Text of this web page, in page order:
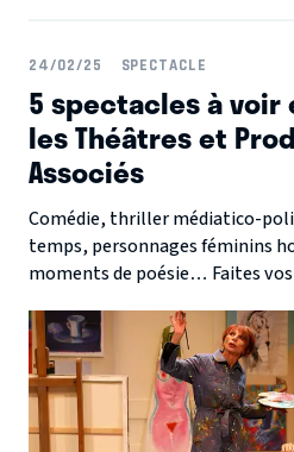
24/02/25 SPECTACLE
5 spectacles à voir
les Théâtres et
Associés
Comédie, thriller médiatico-
temps, personnages féminins
moments de poésie… Faites
Associés en mars !